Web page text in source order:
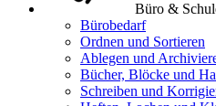
Büro &
Bürobedarf
Ordnen und Sortieren
Ablegen und
Bücher, Blöcke und
Schreiben und